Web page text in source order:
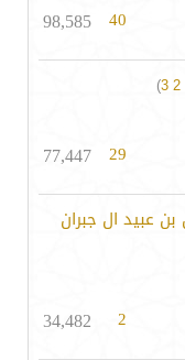
40
98,585
2
3
)
29
77,447
عبيد ال جبران
2
34,482